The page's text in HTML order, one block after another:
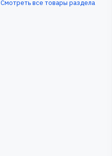
Смотреть все товары раздела